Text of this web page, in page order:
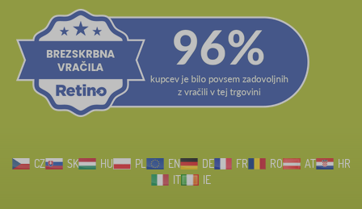
CZ SK HU PL EN DE FR RO AT
HR
IT
IE